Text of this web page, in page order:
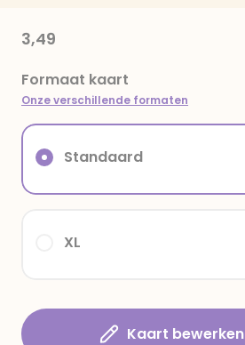
3,49
Formaat kaart
Onze verschillende formaten
XL
Standaard
Kaart bewerken